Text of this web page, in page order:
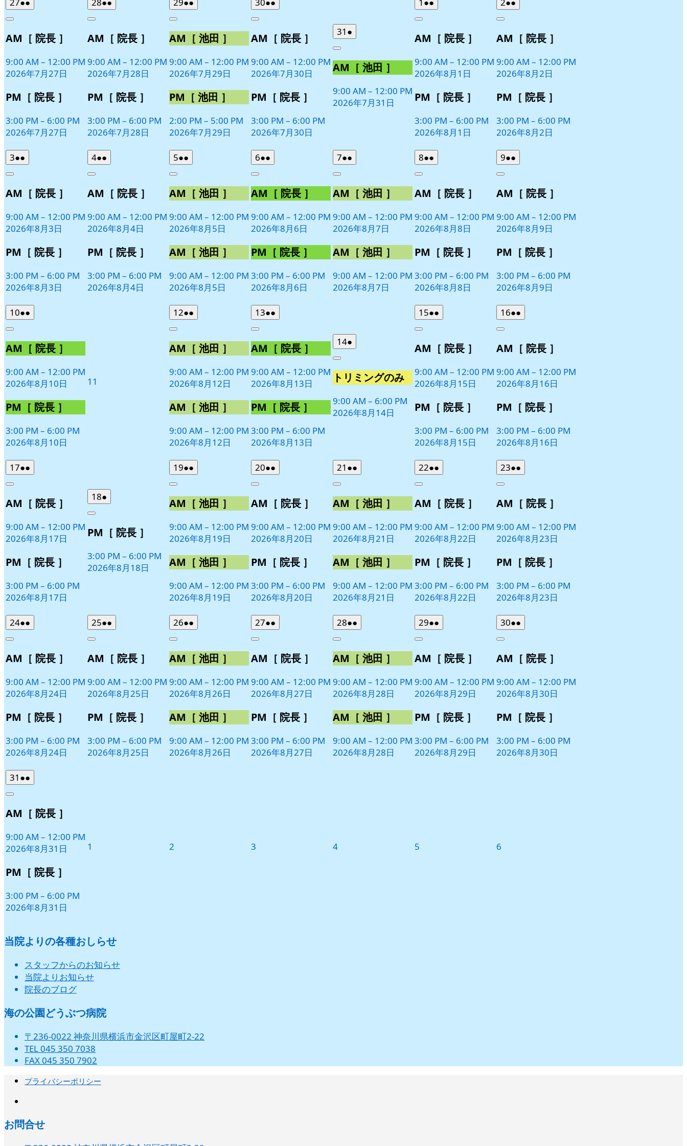
年
月
日
件
イ
ン
ト)
Close
AM［ 院長 ］
9:00 AM – 12:00 PM
2026年7月27日
PM［ 院長 ］
3:00 PM – 6:00 PM
2026年7月27日
年
月
日
件
イ
ン
ト)
Close
AM［ 院長 ］
9:00 AM – 12:00 PM
2026年7月28日
PM［ 院長 ］
3:00 PM – 6:00 PM
2026年7月28日
年
月
日
件
イ
ン
ト)
Close
AM［ 池田 ］
9:00 AM – 12:00 PM
2026年7月29日
PM［ 池田 ］
2:00 PM – 5:00 PM
2026年7月29日
年
月
日
件
イ
ン
ト)
Close
AM［ 院長 ］
9:00 AM – 12:00 PM
2026年7月30日
PM［ 院長 ］
3:00 PM – 6:00 PM
2026年7月30日
31 2026
年
月
日
●
件
イ
ン
ト)
Close
AM［ 池田 ］
9:00 AM – 12:00 PM
2026年7月31日
年
月
日
件
イ
ン
ト)
Close
AM［ 院長 ］
9:00 AM – 12:00 PM
2026年8月1日
PM［ 院長 ］
3:00 PM – 6:00 PM
2026年8月1日
年
月
日
件
イ
ン
ト)
Close
AM［ 院長 ］
9:00 AM – 12:00 PM
2026年8月2日
PM［ 院長 ］
3:00 PM – 6:00 PM
2026年8月2日
32026
年
月
日
●●
件
イ
ン
ト)
Close
AM［ 院長 ］
9:00 AM – 12:00 PM
2026年8月3日
PM［ 院長 ］
3:00 PM – 6:00 PM
2026年8月3日
42026
年
月
日
●●
件
イ
ン
ト)
Close
AM［ 院長 ］
9:00 AM – 12:00 PM
2026年8月4日
PM［ 院長 ］
3:00 PM – 6:00 PM
2026年8月4日
52026
年
月
日
●●
件
イ
ン
ト)
Close
AM［ 池田 ］
9:00 AM – 12:00 PM
2026年8月5日
AM［ 池田 ］
9:00 AM – 12:00 PM
2026年8月5日
62026
年
月
日
●●
件
イ
ン
ト)
Close
AM［ 院長 ］
9:00 AM – 12:00 PM
2026年8月6日
PM［ 院長 ］
3:00 PM – 6:00 PM
2026年8月6日
72026
年
月
日
●●
件
イ
ン
ト)
Close
AM［ 池田 ］
9:00 AM – 12:00 PM
2026年8月7日
AM［ 池田 ］
9:00 AM – 12:00 PM
2026年8月7日
82026
年
月
日
●●
件
イ
ン
ト)
Close
AM［ 院長 ］
9:00 AM – 12:00 PM
2026年8月8日
PM［ 院長 ］
3:00 PM – 6:00 PM
2026年8月8日
92026
年
月
日
●●
件
イ
ン
ト)
Close
AM［ 院長 ］
9:00 AM – 12:00 PM
2026年8月9日
PM［ 院長 ］
3:00 PM – 6:00 PM
2026年8月9日
102026
年
月
日
●●
件
イ
ン
ト)
Close
AM［ 院長 ］
9:00 AM – 12:00 PM
2026年8月10日
PM［ 院長 ］
3:00 PM – 6:00 PM
2026年8月10日
11
122026
年
月
日
●●
件
イ
ン
ト)
Close
AM［ 池田 ］
9:00 AM – 12:00 PM
2026年8月12日
AM［ 池田 ］
9:00 AM – 12:00 PM
2026年8月12日
132026
年
月
日
●●
件
イ
ン
ト)
Close
AM［ 院長 ］
9:00 AM – 12:00 PM
2026年8月13日
PM［ 院長 ］
3:00 PM – 6:00 PM
2026年8月13日
142026
年
月
日
●
件
イ
ン
ト)
Close
トリミングのみ
9:00 AM – 6:00 PM
2026年8月14日
152026
年
月
日
●●
件
イ
ン
ト)
Close
AM［ 院長 ］
9:00 AM – 12:00 PM
2026年8月15日
PM［ 院長 ］
3:00 PM – 6:00 PM
2026年8月15日
162026
年
月
日
●●
件
イ
ン
ト)
Close
AM［ 院長 ］
9:00 AM – 12:00 PM
2026年8月16日
PM［ 院長 ］
3:00 PM – 6:00 PM
2026年8月16日
172026
年
月
日
●●
件
イ
ン
ト)
Close
AM［ 院長 ］
9:00 AM – 12:00 PM
2026年8月17日
PM［ 院長 ］
3:00 PM – 6:00 PM
2026年8月17日
182026
年
月
日
●
件
イ
ン
ト)
Close
PM［ 院長 ］
3:00 PM – 6:00 PM
2026年8月18日
192026
年
月
日
●●
件
イ
ン
ト)
Close
AM［ 池田 ］
9:00 AM – 12:00 PM
2026年8月19日
AM［ 池田 ］
9:00 AM – 12:00 PM
2026年8月19日
202026
年
月
日
●●
件
イ
ン
ト)
Close
AM［ 院長 ］
9:00 AM – 12:00 PM
2026年8月20日
PM［ 院長 ］
3:00 PM – 6:00 PM
2026年8月20日
21 2026
年
月
日
●●
件
イ
ン
ト)
Close
AM［ 池田 ］
9:00 AM – 12:00 PM
2026年8月21日
AM［ 池田 ］
9:00 AM – 12:00 PM
2026年8月21日
222026
年
月
日
●●
件
イ
ン
ト)
Close
AM［ 院長 ］
9:00 AM – 12:00 PM
2026年8月22日
PM［ 院長 ］
3:00 PM – 6:00 PM
2026年8月22日
232026
年
月
日
●●
件
イ
ン
ト)
Close
AM［ 院長 ］
9:00 AM – 12:00 PM
2026年8月23日
PM［ 院長 ］
3:00 PM – 6:00 PM
2026年8月23日
242026
年
月
日
●●
件
イ
ン
ト)
Close
AM［ 院長 ］
9:00 AM – 12:00 PM
2026年8月24日
PM［ 院長 ］
3:00 PM – 6:00 PM
2026年8月24日
252026
年
月
日
●●
件
イ
ン
ト)
Close
AM［ 院長 ］
9:00 AM – 12:00 PM
2026年8月25日
PM［ 院長 ］
3:00 PM – 6:00 PM
2026年8月25日
262026
年
月
日
●●
件
イ
ン
ト)
Close
AM［ 池田 ］
9:00 AM – 12:00 PM
2026年8月26日
AM［ 池田 ］
9:00 AM – 12:00 PM
2026年8月26日
272026
年
月
日
●●
件
イ
ン
ト)
Close
AM［ 院長 ］
9:00 AM – 12:00 PM
2026年8月27日
PM［ 院長 ］
3:00 PM – 6:00 PM
2026年8月27日
282026
年
月
日
●●
件
イ
ン
ト)
Close
AM［ 池田 ］
9:00 AM – 12:00 PM
2026年8月28日
AM［ 池田 ］
9:00 AM – 12:00 PM
2026年8月28日
292026
年
月
日
●●
件
イ
ン
ト)
Close
AM［ 院長 ］
9:00 AM – 12:00 PM
2026年8月29日
PM［ 院長 ］
3:00 PM – 6:00 PM
2026年8月29日
302026
年
月
日
●●
件
イ
ン
ト)
Close
AM［ 院長 ］
9:00 AM – 12:00 PM
2026年8月30日
PM［ 院長 ］
3:00 PM – 6:00 PM
2026年8月30日
31 2026
年
月
日
●●
件
イ
ン
ト)
Close
AM［ 院長 ］
9:00 AM – 12:00 PM
2026年8月31日
PM［ 院長 ］
3:00 PM – 6:00 PM
2026年8月31日
1 2 3 42026
5 6
当院よりの各種おしらせ
スタッフからのお知らせ
当院よりお知らせ
院長のブログ
海の公園どうぶつ病院
〒236-0022 神奈川県横浜市金沢区町屋町2-22
TEL 045 350 7038
FAX 045 350 7902
プライバシーポリシー
お問合せ